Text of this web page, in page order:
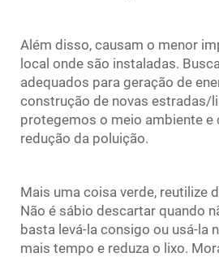
Além disso, causam o menor
local onde são instaladas.
adequados para geração de
construção de novas estradas/
protegemos o meio ambiente e
redução da poluição.
Mais uma coisa verde, reutilize
Não é sábio descartar quando
basta levá-la consigo ou usá-la
mais tempo e reduza o lixo.